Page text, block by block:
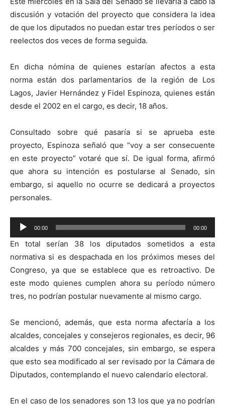
discusión y votación del proyecto que considera la idea
de que los diputados no puedan estar tres períodos o ser
reelectos dos veces de forma seguida.
En dicha nómina de quienes estarían afectos a esta
norma están dos parlamentarios de la región de Los
Lagos, Javier Hernández y Fidel Espinoza, quienes están
desde el 2002 en el cargo, es decir, 18 años.
Consultado sobre qué pasaría si se aprueba este
proyecto, Espinoza señaló que “voy a ser consecuente
en este proyecto” votaré que sí. De igual forma, afirmó
que ahora su intención es postularse al Senado, sin
embargo, si aquello no ocurre se dedicará a proyectos
personales.
Reproductor
de
audio
00:00 00:00
En total serían 38 los diputados sometidos a esta
normativa si es despachada en los próximos meses del
Congreso, ya que se establece que es retroactivo. De
este modo quienes cumplen ahora su período número
tres, no podrían postular nuevamente al mismo cargo.
Se mencionó, además, que esta norma afectaría a los
alcaldes, concejales y consejeros regionales, es decir, 96
alcaldes y más 700 concejales, sin embargo, se espera
que esto sea modificado al ser revisado por la Cámara de
Diputados, contemplando el nuevo calendario electoral.
En el caso de los senadores son 13 los que ya no podrían